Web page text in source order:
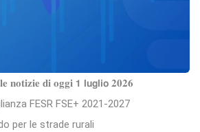
𝐝𝐢 𝐨𝐠𝐠𝐢 𝟭 𝗹𝘂𝗴𝗹𝗶𝗼 𝟐𝟎𝟐𝟔
FESR FSE+ 2021-2027
per le strade rurali